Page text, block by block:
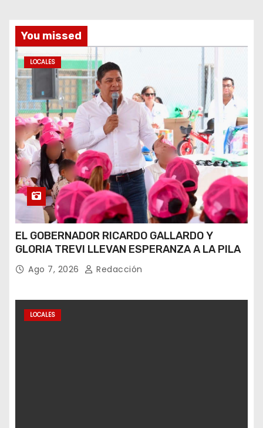
You missed
LOCALES
EL GOBERNADOR RICARDO GALLARDO Y
GLORIA TREVI LLEVAN ESPERANZA A LA PILA
Ago 7, 2026 Redacción
LOCALES